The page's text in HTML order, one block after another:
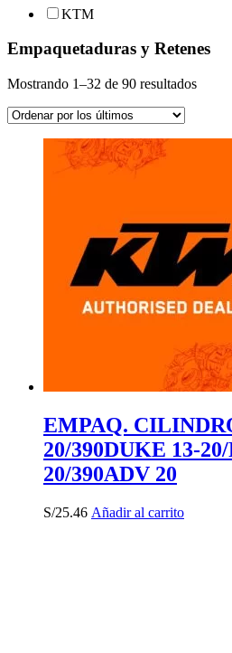
KTM
Empaquetaduras y Retenes
Mostrando 1–32 de 90 resultados
EMPAQ.
20/390DUKE 13-
20/390ADV 20
S/25.46 Añadir al carrito